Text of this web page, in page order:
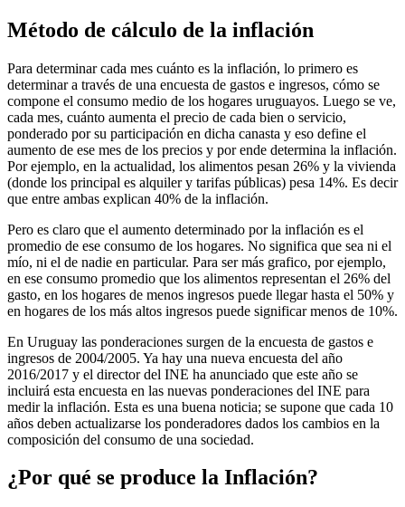
Método de cálculo de la inflación
Para determinar cada mes cuánto es la inflación, lo primero es
determinar a través de una encuesta de gastos e ingresos, cómo se
compone el consumo medio de los hogares uruguayos. Luego se ve,
cada mes, cuánto aumenta el precio de cada bien o servicio,
ponderado por su participación en dicha canasta y eso define el
aumento de ese mes de los precios y por ende determina la inflación.
Por ejemplo, en la actualidad, los alimentos pesan 26% y la vivienda
(donde los principal es alquiler y tarifas públicas) pesa 14%. Es decir
que entre ambas explican 40% de la inflación.
Pero es claro que el aumento determinado por la inflación es el
promedio de ese consumo de los hogares. No significa que sea ni el
mío, ni el de nadie en particular. Para ser más grafico, por ejemplo,
en ese consumo promedio que los alimentos representan el 26% del
gasto, en los hogares de menos ingresos puede llegar hasta el 50% y
en hogares de los más altos ingresos puede significar menos de 10%.
En Uruguay las ponderaciones surgen de la encuesta de gastos e
ingresos de 2004/2005. Ya hay una nueva encuesta del año
2016/2017 y el director del INE ha anunciado que este año se
incluirá esta encuesta en las nuevas ponderaciones del INE para
medir la inflación. Esta es una buena noticia; se supone que cada 10
años deben actualizarse los ponderadores dados los cambios en la
composición del consumo de una sociedad.
¿Por qué se produce la Inflación?